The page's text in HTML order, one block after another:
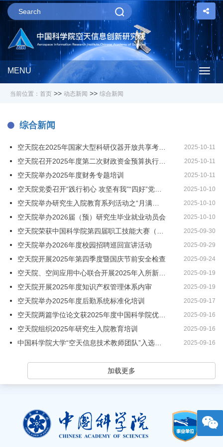
MENU
当前位置： 首页 >> 动态新闻 >> 综合新闻
综合新闻
2025-10-11
2025-10-11
空天院举办2025年度财务专题培训 2025-10-11
2025-10-10
2025-10-10
空天院举办2026届（预）研究生毕业就业动员会 2025-10-10
2025-09-30
空天院举办2026年度校园招聘巡回宣讲活动 2025-09-29
空天院开展2025年第四季度暨国庆节前安全检查 2025-09-24
2025-09-19
空天院开展2025年度知识产权管理体系内审 2025-09-19
空天院举办2025年度后勤系统标准化培训 2025-09-17
2025-09-16
空天院组织2025年研究生入院教育培训 2025-09-16
2025-09-16
加载更多